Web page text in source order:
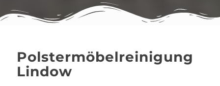
Polstermöbelreinigung
Lindow